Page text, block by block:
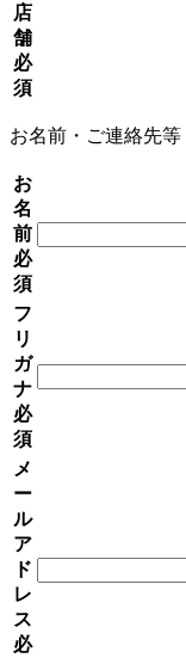
店
舗
必
須
お名前・ご連絡先等
お
名
前
必
須
フ
リ
ガ
ナ
必
須
メ
ー
ル
ア
ド
レ
ス
必